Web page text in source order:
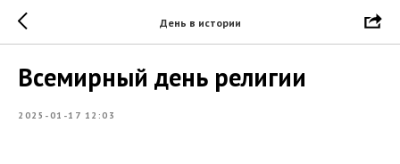
День в истории
Всемирный день религии
2025-01-17 12:03